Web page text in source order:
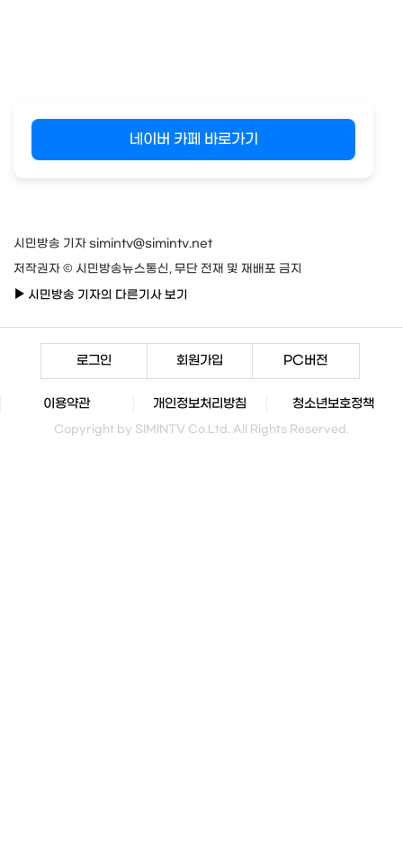
네이버 카페 바로가기
시민방송 기자 simintv@simintv.net
저작권자 © 시민방송뉴스통신, 무단 전재 및 재배포 금지
시민방송 기자의 다른기사 보기
로그인 회원가입 PC버전
이용약관 개인정보처리방침 청소년보호정책
Copyright by SIMINTV Co.Ltd. All Rights Reserved.